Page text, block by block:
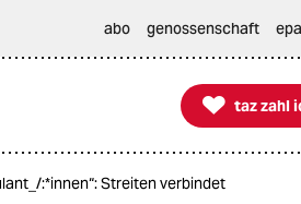
abo genossenschaft

taz zahl ich
taz zahl
:*innen“: Streiten verbindet